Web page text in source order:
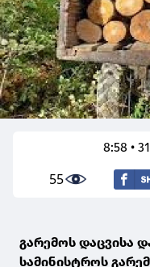
8:58 •
55
გარემოს დაცვისა
სამინისტროს